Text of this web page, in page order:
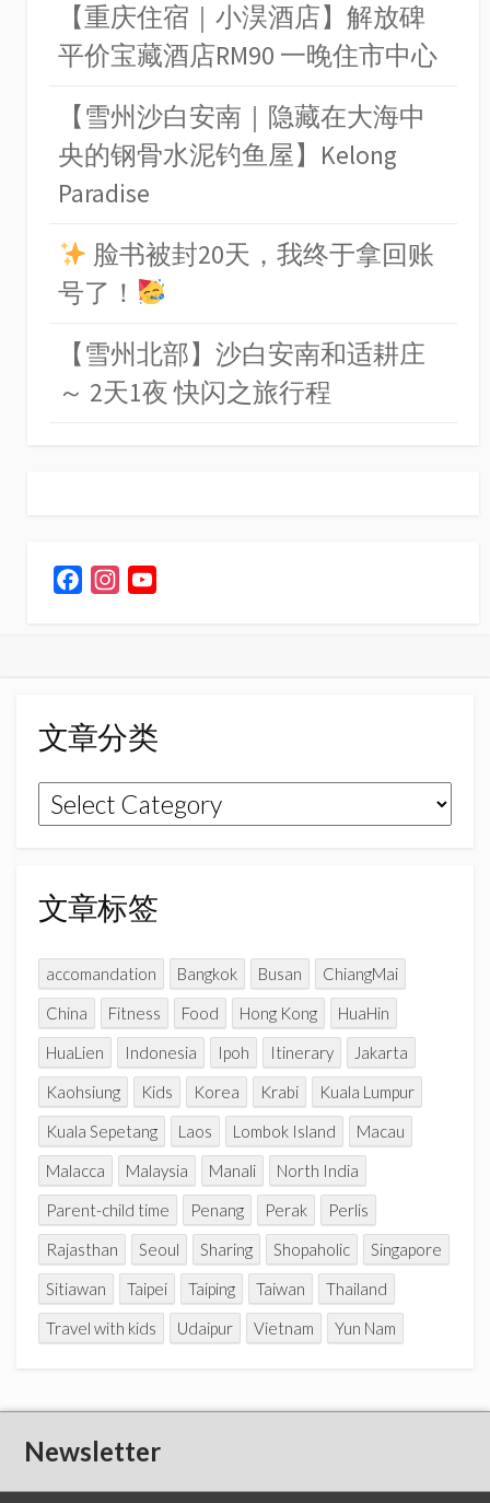
【重庆住宿｜小淏酒店】解放碑
平价宝藏酒店RM90 一晚住市中心
【雪州沙白安南｜隐藏在大海中
央的钢骨水泥钓鱼屋】Kelong
Paradise
脸书被封20天，我终于拿回账
号了！
【雪州北部】沙白安南和适耕庄
～ 2天1夜 快闪之旅行程
o
o
k
r
a
m
e
C
h
文章分类
文
章
类
文章标签
accomandation Bangkok Busan
ChiangMai
China
Fitness Food Hong Kong
HuaHin
HuaLien
Indonesia Ipoh Itinerary
Jakarta
Kaohsiung
Kids Korea Krabi
Kuala Lumpur
Kuala Sepetang
Laos Lombok Island
Macau
Malacca
Malaysia Manali
North India
Parent-child time
Penang Perak
Perlis
Rajasthan
Seoul Sharing Shopaholic
Singapore
Sitiawan
Taipei Taiping Taiwan
Thailand
Travel with kids
Udaipur Vietnam Yun Nam
Newsletter